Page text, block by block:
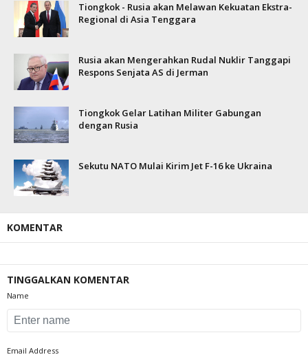
Tiongkok - Rusia akan Melawan Kekuatan Ekstra-
Regional di Asia Tenggara
Rusia akan Mengerahkan Rudal Nuklir Tanggapi
Respons Senjata AS di Jerman
Tiongkok Gelar Latihan Militer Gabungan
dengan Rusia
Sekutu NATO Mulai Kirim Jet F-16 ke Ukraina
KOMENTAR
TINGGALKAN KOMENTAR
Name
Email Address